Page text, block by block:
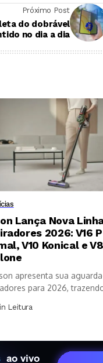
Próximo Post
do dobrável
no dia a dia
Lança Nova
2026: V16
V10 Konical e V8
apresenta sua
para 2026,
Leitura